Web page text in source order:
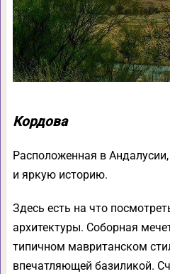
Кордова
Расположенная в
и яркую историю.
Здесь есть на что
архитектуры. Соборная
типичном мавританском
впечатляющей базиликой.